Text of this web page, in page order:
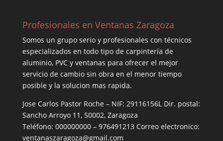
Profesionales en Ventanas Zaragoza
Somos un grupo serio y profesionales con técnicos
especializados en todo tipo de carpintería de
aluminio, PVC y ventanas para ofrecer el mejor
servicio de cambio sin obra en el menor tiempo
posible y la solucion mas rapida.
Jose Carlos Pastor Roche – NIF: 29116156L Dir. postal:
Sancho Arroyo 11, 50002, Zaragoza
Teléfono: 000000000 – 976491213 Correo electronico:
ventanaszaragoza@gmail.com